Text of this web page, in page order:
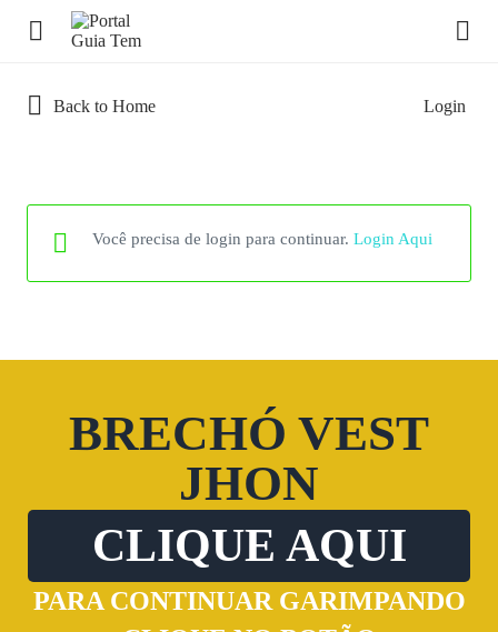
Back to Home Login
Você precisa de login para continuar. Login Aqui
BRECHÓ VEST
JHON
CLIQUE AQUI
PARA CONTINUAR GARIMPANDO